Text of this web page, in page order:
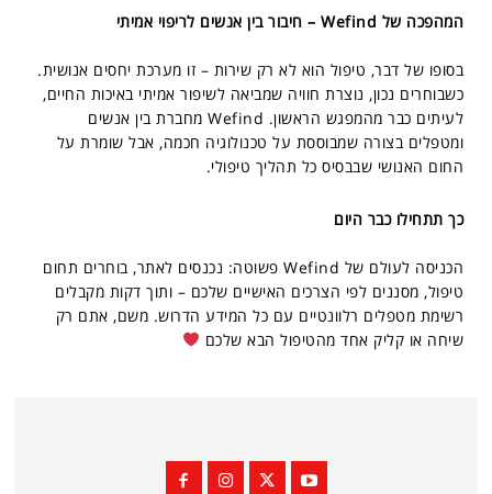
המהפכה של Wefind – חיבור בין אנשים לריפוי אמיתי
בסופו של דבר, טיפול הוא לא רק שירות – זו מערכת יחסים אנושית.
כשבוחרים נכון, נוצרת חוויה שמביאה לשיפור אמיתי באיכות החיים,
לעיתים כבר מהמפגש הראשון. Wefind מחברת בין אנשים
ומטפלים בצורה שמבוססת על טכנולוגיה חכמה, אבל שומרת על
החום האנושי שבבסיס כל תהליך טיפולי.
כך תתחילו כבר היום
הכניסה לעולם של Wefind פשוטה: נכנסים לאתר, בוחרים תחום
טיפול, מסננים לפי הצרכים האישיים שלכם – ותוך דקות מקבלים
רשימת מטפלים רלוונטיים עם כל המידע הדרוש. משם, אתם רק
שיחה או קליק אחד מהטיפול הבא שלכם